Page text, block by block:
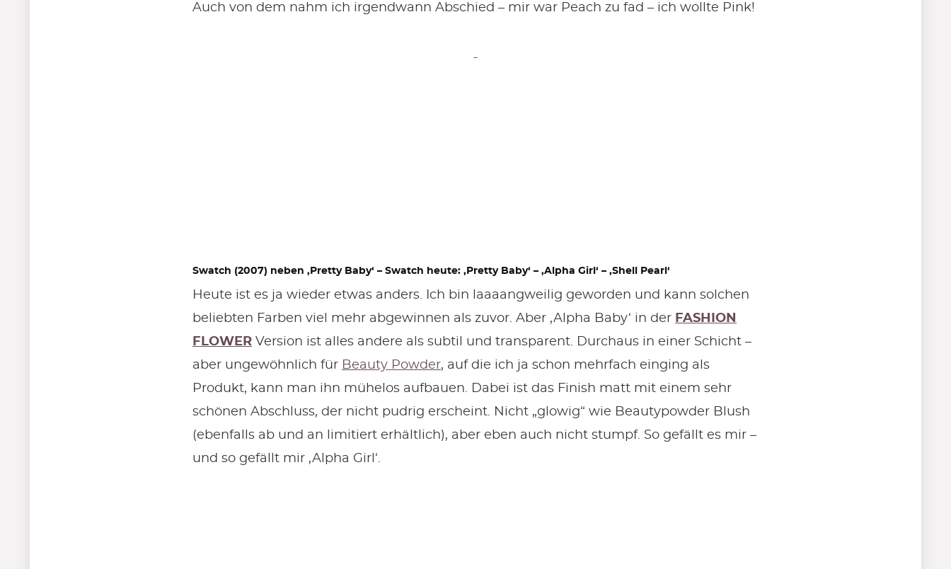
Auch von dem nahm ich irgendwann Abschied – mir war Peach zu fad – ich wollte Pink!
Swatch (2007) neben ‚Pretty Baby‘ – Swatch heute: ‚Pretty Baby‘ – ‚Alpha Girl‘ – ‚Shell Pearl‘
Heute ist es ja wieder etwas anders. Ich bin laaaangweilig geworden und kann solchen
beliebten Farben viel mehr abgewinnen als zuvor. Aber ‚Alpha Baby‘ in der FASHION
FLOWER Version ist alles andere als subtil und transparent. Durchaus in einer Schicht –
aber ungewöhnlich für Beauty Powder, auf die ich ja schon mehrfach einging als
Produkt, kann man ihn mühelos aufbauen. Dabei ist das Finish matt mit einem sehr
schönen Abschluss, der nicht pudrig erscheint. Nicht „glowig“ wie Beautypowder Blush
(ebenfalls ab und an limitiert erhältlich), aber eben auch nicht stumpf. So gefällt es mir –
und so gefällt mir ‚Alpha Girl‘.